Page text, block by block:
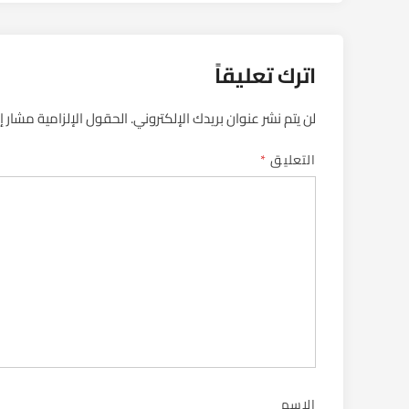
اترك تعليقاً
لن يتم نشر عنوان بريدك الإلكتروني.الحقول الإلزامية مشار
التعليق*
الاسم